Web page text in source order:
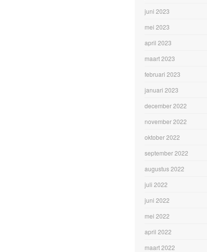
juni 2023
mei 2023
april 2023
maart 2023
februari 2023
januari 2023
december 2022
november 2022
oktober 2022
september 2022
augustus 2022
juli 2022
juni 2022
mei 2022
april 2022
maart 2022